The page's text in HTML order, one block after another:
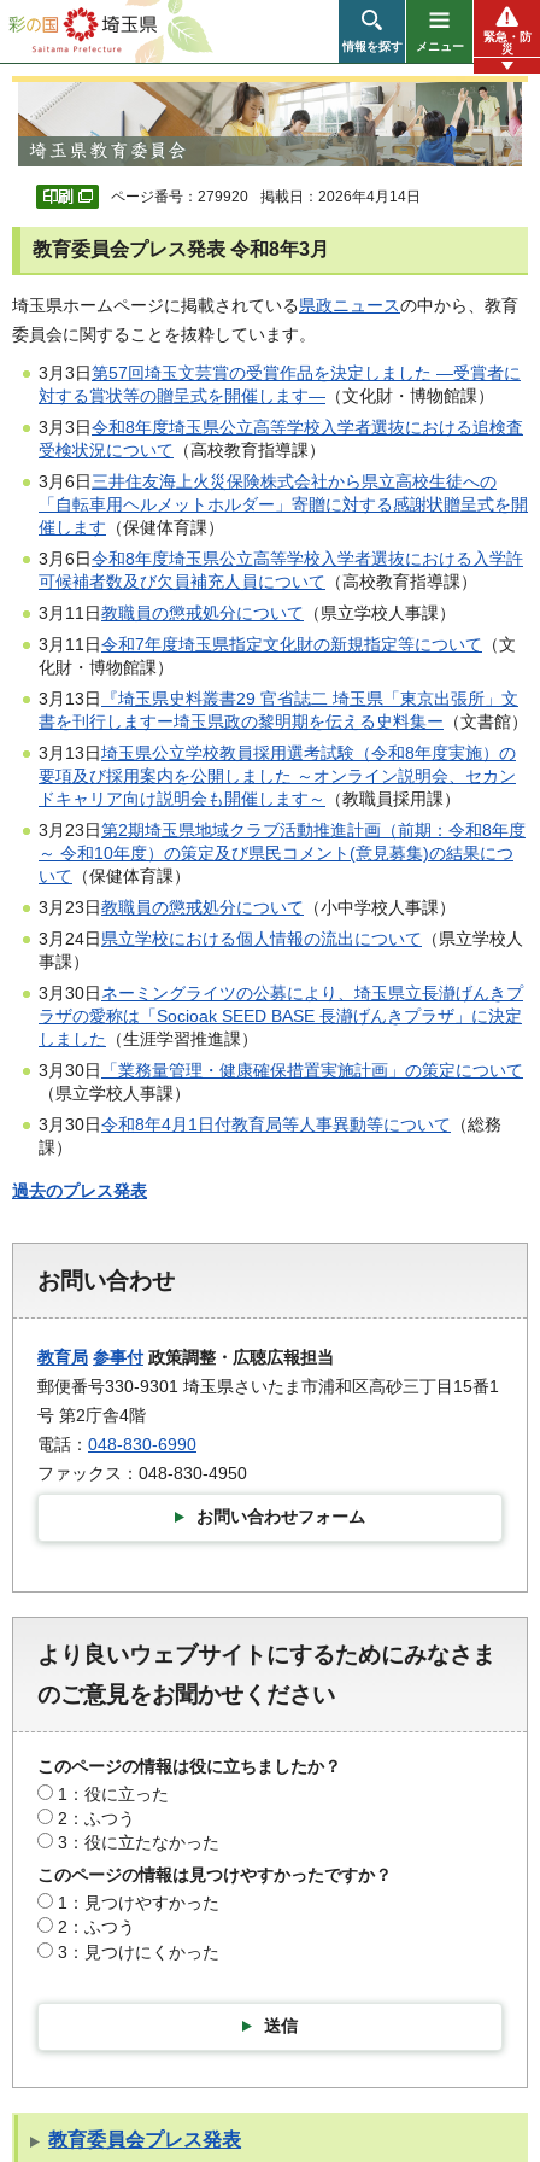
彩の国 埼玉県
情報を探す メニュー
緊急・防
災
ページ番号：279920 掲載日：2026年4月14日
教育委員会プレス発表 令和8年3月
埼玉県ホームページに掲載されている県政ニュースの中から、教育
委員会に関することを抜粋しています。
3月3日第57回埼玉文芸賞の受賞作品を決定しました ―受賞者に
対する賞状等の贈呈式を開催します― （文化財・博物館課）
3月3日令和8年度埼玉県公立高等学校入学者選抜における追検査
受検状況について （高校教育指導課）
3月6日三井住友海上火災保険株式会社から県立高校生徒への
「自転車用ヘルメットホルダー」寄贈に対する感謝状贈呈式を開
催します （保健体育課）
3月6日令和8年度埼玉県公立高等学校入学者選抜における入学許
可候補者数及び欠員補充人員について （高校教育指導課）
3月11日教職員の懲戒処分について （県立学校人事課）
3月11日令和7年度埼玉県指定文化財の新規指定等について （文
化財・博物館課）
3月13日
『埼玉県史料叢書29 官省誌二 埼玉県「東京出張所」文
書を刊行しますー埼玉県政の黎明期を伝える史料集ー （文書館）
3月13日埼玉県公立学校教員採用選考試験（令和8年度実施）の
要項及び採用案内を公開しました ～オンライン説明会、セカン
ドキャリア向け説明会も開催します～
（教職員採用課）
3月23日第2期埼玉県地域クラブ活動推進計画（前期：令和8年度
～ 令和10年度）の策定及び県民コメント(意見募集)の結果につ
いて （保健体育課）
3月23日教職員の懲戒処分について （小中学校人事課）
3月24日県立学校における個人情報の流出について （県立学校人
事課）
3月30日ネーミングライツの公募により、埼玉県立長瀞げんきプ
ラザの愛称は「Socioak SEED BASE 長瀞げんきプラザ」に決定
しました （生涯学習推進課）
3月30日
「業務量管理・健康確保措置実施計画」の策定について
（県立学校人事課）
3月30日令和8年4月1日付教育局等人事異動等について （総務
課）
過去のプレス発表
お問い合わせ
教育局 参事付政策調整・広聴広報担当
郵便番号330-9301 埼玉県さいたま市浦和区高砂三丁目15番1
号 第2庁舎4階
電話： 048-830-6990
ファックス：048-830-4950
お問い合わせフォーム
より良いウェブサイトにするためにみなさま
のご意見をお聞かせください
このページの情報は役に立ちましたか？
1：役に立った
2：ふつう
3：役に立たなかった
このページの情報は見つけやすかったですか？
1：見つけやすかった
2：ふつう
3：見つけにくかった
送信
教育委員会プレス発表